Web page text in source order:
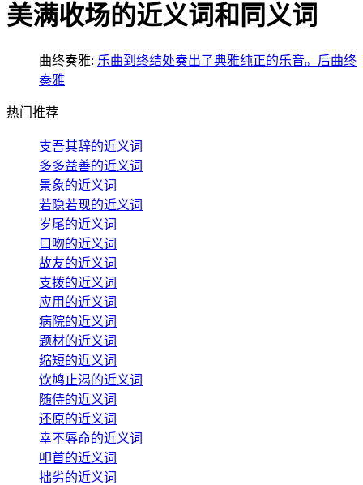
美满收场的近义词和同义词
曲终奏雅: 乐曲到终结处奏出了典雅纯正的乐音。后曲终
奏雅
热门推荐
支吾其辞的近义词
多多益善的近义词
景象的近义词
若隐若现的近义词
岁尾的近义词
口吻的近义词
故友的近义词
支拨的近义词
应用的近义词
病院的近义词
题材的近义词
缩短的近义词
饮鸠止渴的近义词
随侍的近义词
还原的近义词
幸不辱命的近义词
叩首的近义词
拙劣的近义词